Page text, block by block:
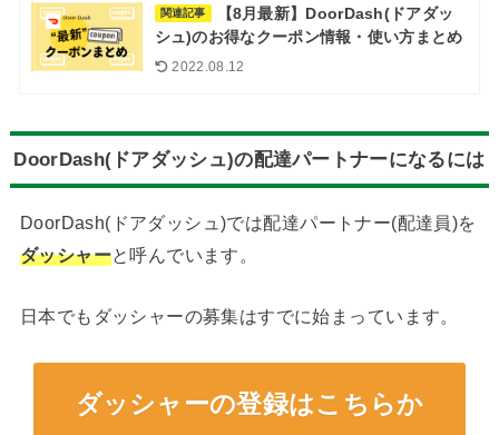
関連記事
【8月最新】DoorDash(ドアダッ
シュ)のお得なクーポン情報・使い方まとめ
2022.08.12
DoorDash(ドアダッシュ)の配達パートナーになるには
DoorDash(ドアダッシュ)では配達パートナー(配達員)を
ダッシャーと呼んでいます。
日本でもダッシャーの募集はすでに始まっています。
ダッシャーの登録はこちらか